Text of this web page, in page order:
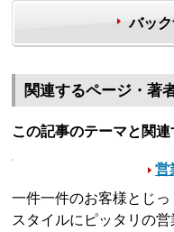
バッ
関連するページ・著
この記事のテーマと関
営
一件一件のお客様とじ
スタイルにピッタリの